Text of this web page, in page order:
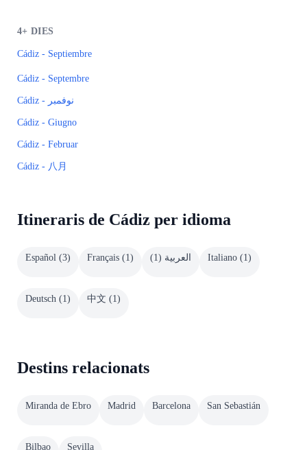
4+ DIES
Cádiz - Septiembre
Cádiz - Septembre
Cádiz - نوفمبر
Cádiz - Giugno
Cádiz - Februar
Cádiz - 八月
Itineraris de Cádiz per idioma
Español (3) Français (1) العربية (
1
) Italiano (1)
Deutsch (1) 中文 (1)
Destins relacionats
Miranda de Ebro Madrid Barcelona San Sebastián
Bilbao Sevilla